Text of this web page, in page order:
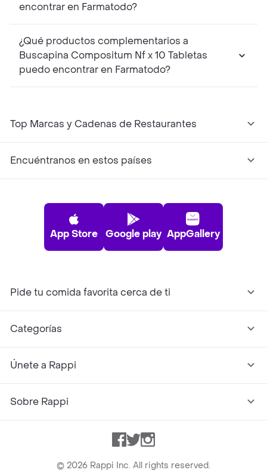
encontrar en Farmatodo?
¿Qué productos complementarios a
Buscapina Compositum Nf x 10 Tabletas
puedo encontrar en Farmatodo?
Top Marcas y Cadenas de Restaurantes
Encuéntranos en estos países
App Store Google play AppGallery
Pide tu comida favorita cerca de ti
Categorías
Únete a Rappi
Sobre Rappi
Facebook
TwitterInstagram
© 2026 Rappi Inc. All rights reserved.